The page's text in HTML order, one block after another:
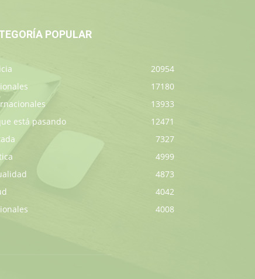
POPULAR
20954
17180
13933
está pasando
12471
7327
4999
4873
4042
4008